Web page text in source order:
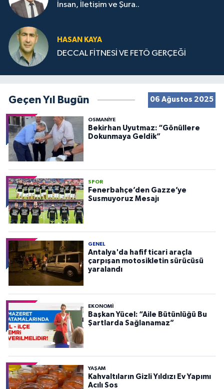
İnsan, İletişim ve Şura..
HASAN KAYA
DECCAL FİTNESİ VE FETÖ GERÇEĞİ
Geçen Yıl Bugün 06 Ağustos 2025
OSMANIYE
Bekirhan Uyutmaz: “Gönüllere
Dokunmaya Geldik”
SPOR
Fenerbahçe’den Gazze’ye
Susmuyoruz Mesajı
GENEL
Antalya'da hafif ticari araçla
çarpışan motosikletin sürücüsü
yaralandı
EKONOMI
Başkan Yücel: “Aile Bütünlüğü Bu
Şartlarda Sağlanamaz”
YAŞAM
Kahvaltıların Gizli Yıldızı Ev Yapımı
Acılı Sos